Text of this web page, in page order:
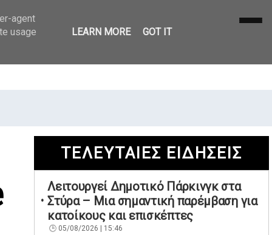
ΤΕΛΕΥΤΑΙΕΣ ΕΙΔΗΣΕΙΣ
Λειτουργεί Δημοτικό Πάρκινγκ στα
Στύρα – Μια σημαντική παρέμβαση για
κατοίκους και επισκέπτες
05/08/2026 | 15:46
agent
usage
LEARN MORE GOT IT